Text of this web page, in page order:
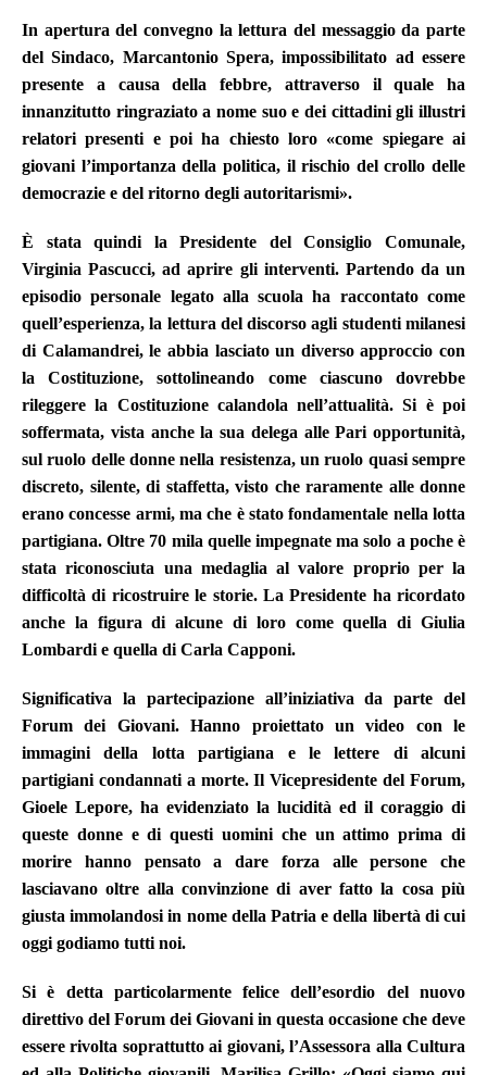
In apertura del convegno la lettura del messaggio da parte
del Sindaco, Marcantonio Spera, impossibilitato ad essere
presente a causa della febbre, attraverso il quale ha
innanzitutto ringraziato a nome suo e dei cittadini gli illustri
relatori presenti e poi ha chiesto loro «come spiegare ai
giovani l’importanza della politica, il rischio del crollo delle
democrazie e del ritorno degli autoritarismi».
È stata quindi la Presidente del Consiglio Comunale,
Virginia Pascucci, ad aprire gli interventi. Partendo da un
episodio personale legato alla scuola ha raccontato come
quell’esperienza, la lettura del discorso agli studenti milanesi
di Calamandrei, le abbia lasciato un diverso approccio con
la Costituzione, sottolineando come ciascuno dovrebbe
rileggere la Costituzione calandola nell’attualità. Si è poi
soffermata, vista anche la sua delega alle Pari opportunità,
sul ruolo delle donne nella resistenza, un ruolo quasi sempre
discreto, silente, di staffetta, visto che raramente alle donne
erano concesse armi, ma che è stato fondamentale nella lotta
partigiana. Oltre 70 mila quelle impegnate ma solo a poche è
stata riconosciuta una medaglia al valore proprio per la
difficoltà di ricostruire le storie. La Presidente ha ricordato
anche la figura di alcune di loro come quella di Giulia
Lombardi e quella di Carla Capponi.
Significativa la partecipazione all’iniziativa da parte del
Forum dei Giovani. Hanno proiettato un video con le
immagini della lotta partigiana e le lettere di alcuni
partigiani condannati a morte. Il Vicepresidente del Forum,
Gioele Lepore, ha evidenziato la lucidità ed il coraggio di
queste donne e di questi uomini che un attimo prima di
morire hanno pensato a dare forza alle persone che
lasciavano oltre alla convinzione di aver fatto la cosa più
giusta immolandosi in nome della Patria e della libertà di cui
oggi godiamo tutti noi.
Si è detta particolarmente felice dell’esordio del nuovo
direttivo del Forum dei Giovani in questa occasione che deve
essere rivolta soprattutto ai giovani, l’Assessora alla Cultura